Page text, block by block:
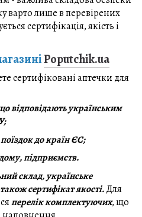
варто лише в перевірених
сертифікація, якість і
Poputchik.ua
сертифіковані аптечки для
відповідають українським
до країн ЄС;
підприємств.
склад, українське
сертифікат якості.Для
перелік комплектуючих, що